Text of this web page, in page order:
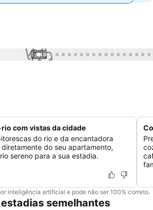
1 / 40
com vistas da cidade
do rio e da encantadora
do seu apartamento,
sereno para a sua estadia.
inteligência artificial e pode não ser 100% correto.
semelhantes